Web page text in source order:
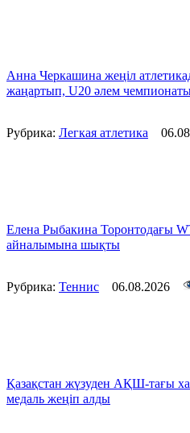
Анна Черкашина жеңіл
жаңартып, U20 әлем
Рубрика: Легкая атлетика
Елена Рыбакина Торонтодағы
айналымына шықты
Рубрика: Теннис 06.08.2026
Қазақстан жүзуден АҚШ-тағы
медаль жеңіп алды